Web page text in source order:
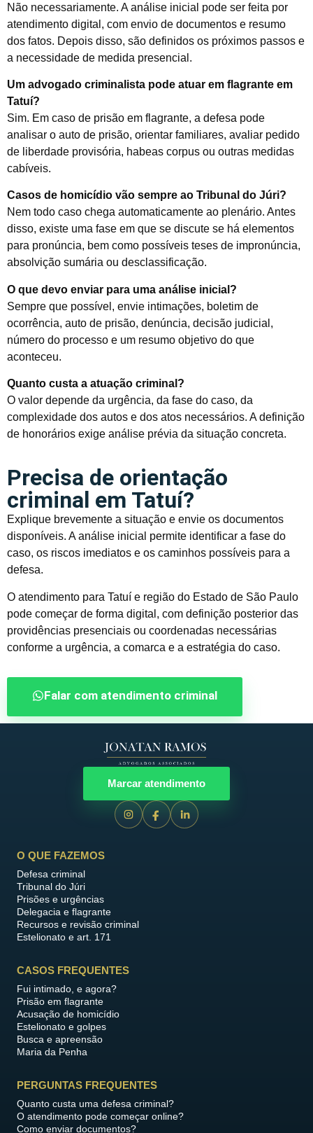
Não necessariamente. A análise inicial pode ser feita por
atendimento digital, com envio de documentos e resumo
dos fatos. Depois disso, são definidos os próximos passos e
a necessidade de medida presencial.
Um advogado criminalista pode atuar em flagrante em
Tatuí?
Sim. Em caso de prisão em flagrante, a defesa pode
analisar o auto de prisão, orientar familiares, avaliar pedido
de liberdade provisória, habeas corpus ou outras medidas
cabíveis.
Casos de homicídio vão sempre ao Tribunal do Júri?
Nem todo caso chega automaticamente ao plenário. Antes
disso, existe uma fase em que se discute se há elementos
para pronúncia, bem como possíveis teses de impronúncia,
absolvição sumária ou desclassificação.
O que devo enviar para uma análise inicial?
Sempre que possível, envie intimações, boletim de
ocorrência, auto de prisão, denúncia, decisão judicial,
número do processo e um resumo objetivo do que
aconteceu.
Quanto custa a atuação criminal?
O valor depende da urgência, da fase do caso, da
complexidade dos autos e dos atos necessários. A definição
de honorários exige análise prévia da situação concreta.
Precisa de orientação
criminal em Tatuí?
Explique brevemente a situação e envie os documentos
disponíveis. A análise inicial permite identificar a fase do
caso, os riscos imediatos e os caminhos possíveis para a
defesa.
O atendimento para Tatuí e região do Estado de São Paulo
pode começar de forma digital, com definição posterior das
providências presenciais ou coordenadas necessárias
conforme a urgência, a comarca e a estratégia do caso.
Falar com atendimento criminal
Marcar atendimento
O QUE FAZEMOS
Defesa criminal
Tribunal do Júri
Prisões e urgências
Delegacia e flagrante
Recursos e revisão criminal
Estelionato e art. 171
CASOS FREQUENTES
Fui intimado, e agora?
Prisão em flagrante
Acusação de homicídio
Estelionato e golpes
Busca e apreensão
Maria da Penha
PERGUNTAS FREQUENTES
Quanto custa uma defesa criminal?
O atendimento pode começar online?
Como enviar documentos?